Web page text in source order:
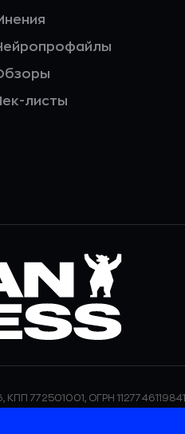
листы
772501001, ОГРН 1127746119841